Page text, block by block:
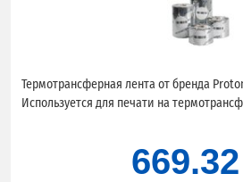
Термотрансферная лента от бренда
Используется для печати на